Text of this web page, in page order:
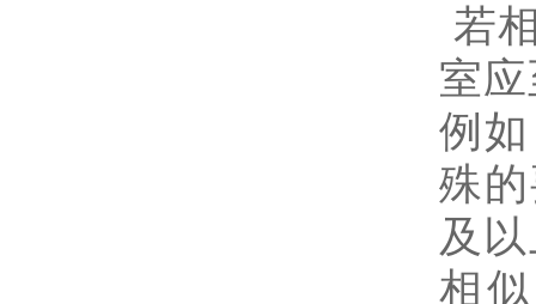
若
室
例
殊
及
相